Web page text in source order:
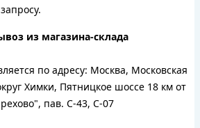
из магазина-склада
по адресу: Москва, Московская
Химки, Пятницкое шоссе 18 км от
пав. С-43, С-07